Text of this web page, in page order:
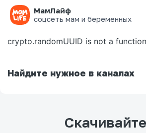
МамЛайф
соцсеть мам и беременных
Ошибка на странице
crypto.randomUUID is not a function
Найдите нужное в каналах